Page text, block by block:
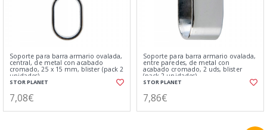
Soporte para barra armario ovalada,
central, de metal con acabado
cromado, 25 x 15 mm, blister (pack 2
unidades)
STOR PLANET
7,08€
Soporte para barra armario ovalada,
entre paredes, de metal con
acabado cromado, 2 uds, blister
(pack 2 unidades)
STOR PLANET
7,86€